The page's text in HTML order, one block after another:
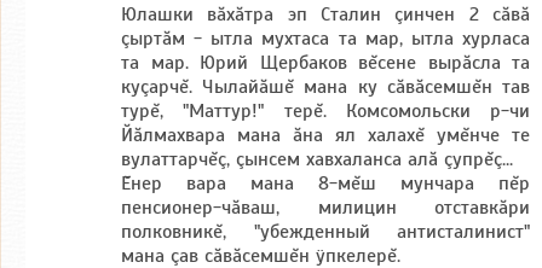
Юлашки вăхăтра эп Сталин çинчен 2 сăвă
çыртăм - ытла мухтаса та мар, ытла хурласа
та мар. Юрий Щербаков вĕсене вырăсла та
куçарчĕ. Чылайăшĕ мана ку сăвăсемшĕн тав
турĕ, "Маттур!" терĕ. Комсомольски р-чи
Йăлмахвара мана ăна ял халахĕ умĕнче те
вулаттарчĕç, çынсем хавхаланса алă çупрĕç...
Ĕнер вара мана 8-мĕш мунчара пĕр
пенсионер-чăваш, милицин отставкăри
полковникĕ, "убежденный антисталинист"
мана çав сăвăсемшĕн ÿпкелерĕ.